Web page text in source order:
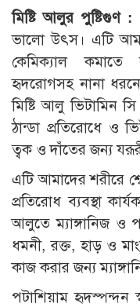
মিষ্টি আলুর পুষ্টিগুণ :
ভালো উৎস। এটি
কেমিক্যাল
হৃদরোগসহ নানা
মিষ্টি আলু ভিটামিন
ঠান্ডা প্রতিরোধে ও
ত্বক ও দাঁতের জন্য
এটি আমাদের শরীরে
প্রতিরোধ ব্যবস্থা
আলুতে ম্যাঙ্গানিজ ও
ধমনী, রক্ত, হাড় ও
কাজ করার জন্য
পটাশিয়াম হৃদস্পন্দন